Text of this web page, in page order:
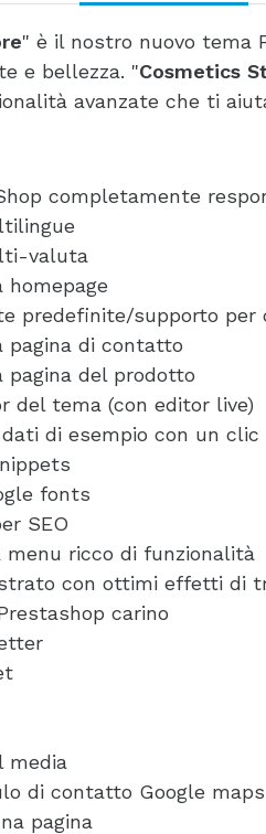
" è il nostro nuovo tema
e bellezza. "Cosmetics
avanzate che ti
completamente
valuta
predefinite/supporto per
pagina di contatto
pagina del prodotto
del tema (con editor live)
di esempio con un clic
fonts
SEO
menu ricco di funzionalità
con ottimi effetti di
carino
media
di contatto Google maps
pagina